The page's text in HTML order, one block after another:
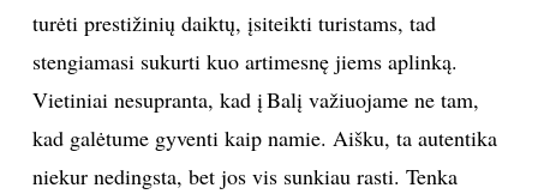
turėti prestižinių daiktų, įsiteikti turistams, tad
stengiamasi sukurti kuo artimesnę jiems aplinką.
Vietiniai nesupranta, kad į Balį važiuojame ne tam,
kad galėtume gyventi kaip namie. Aišku, ta autentika
niekur nedingsta, bet jos vis sunkiau rasti. Tenka